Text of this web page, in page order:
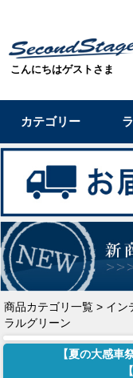
こんにちはゲストさま
カテゴリー
商品カテゴリ一覧 > イン
ラルグリーン
【夏の大感車